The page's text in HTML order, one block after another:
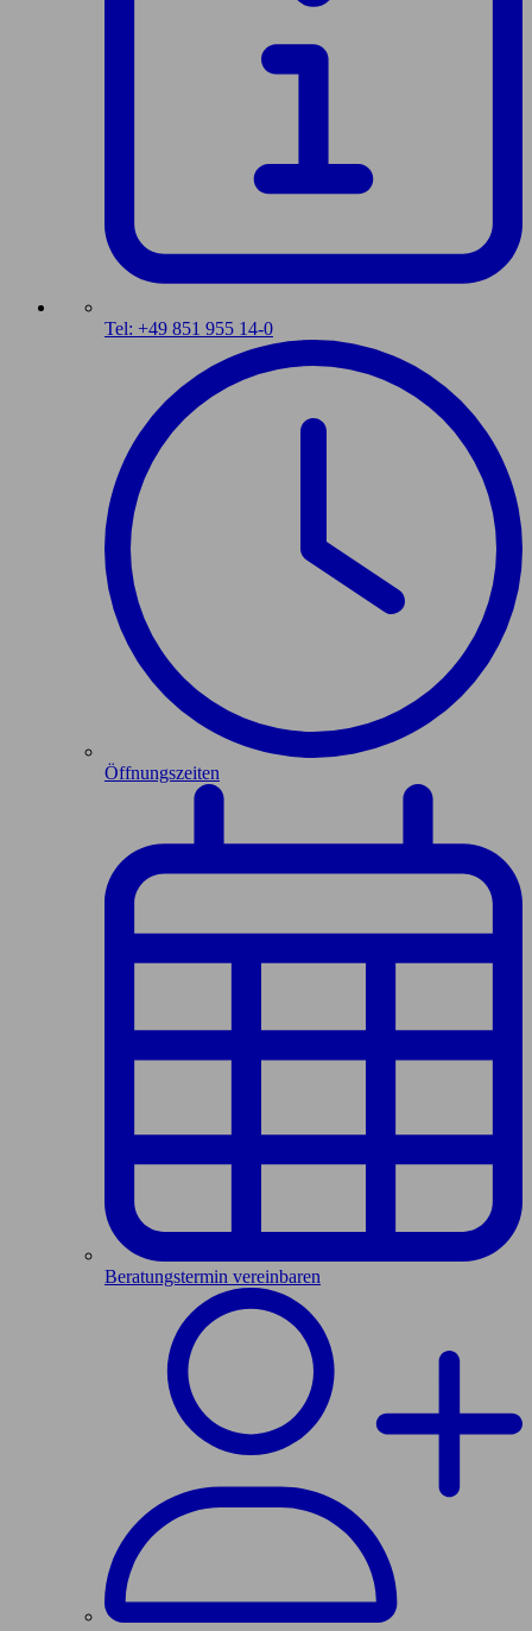
Tel: +49 851 955 14-0
Öffnungszeiten
Beratungstermin vereinbaren